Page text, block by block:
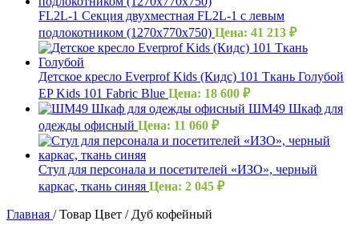
FL2L-1 Секция двухместная FL2L-1 с левым
подлокотником (1270х770х750) Цена: 41 213 ₽
Детское кресло Everprof Kids (Кидс) 101 Ткань Голубой
EP Kids 101 Fabric Blue Цена: 18 600 ₽
ШМ49 Шкаф для
одежды офисный Цена: 11 060 ₽
Стул для персонала и посетителей «ИЗО», черный
каркас, ткань синяя Цена: 2 045 ₽
Главная / Товар Цвет / Дуб кофейный